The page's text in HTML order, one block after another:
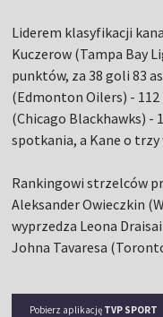
Liderem klasyfikacji
Kuczerow (Tampa Bay
punktów, za 38 goli 83
(Edmonton Oilers) -
(Chicago Blackhawks) -
spotkania, a Kane o trzy
Rankingowi strzelców
Aleksander Owieczkin
wyprzedza Leona
Johna Tavaresa
Pobierz aplikację TVP SPORT